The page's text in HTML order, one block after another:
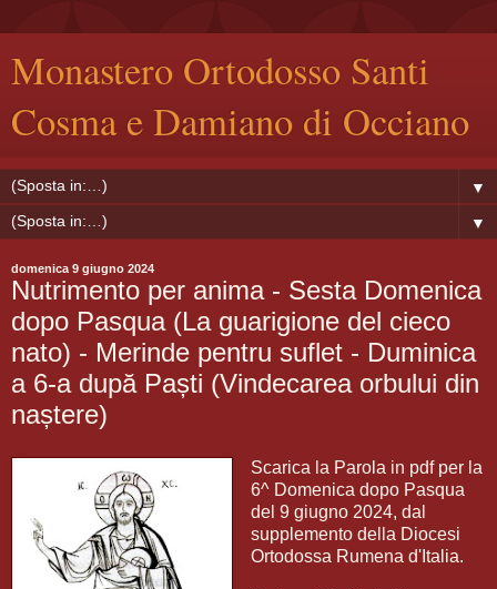
Monastero Ortodosso Santi
Cosma e Damiano di Occiano
▼
▼
domenica 9 giugno 2024
Nutrimento per anima - Sesta Domenica
dopo Pasqua (La guarigione del cieco
nato) - Merinde pentru suflet - Duminica
a 6-a după Paști (Vindecarea orbului din
naștere)
Scarica la Parola in pdf per la
6^ Domenica dopo Pasqua
del 9 giugno 2024, dal
supplemento della Diocesi
Ortodossa Rumena d'Italia.